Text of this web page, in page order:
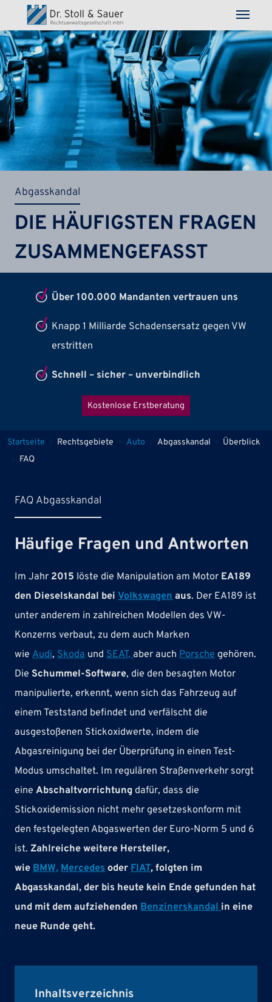
Direkt zum Inhalt
Abgasskandal
DIE HÄUFIGSTEN FRAGEN
ZUSAMMENGEFASST
Über 100.000 Mandanten vertrauen uns
Knapp 1 Milliarde Schadensersatz gegen VW
erstritten
Schnell – sicher – unverbindlich
Kostenlose Erstberatung
Pfadnavigation
Startseite Rechtsgebiete Auto Abgasskandal
Überblick
FAQ
FAQ Abgasskandal
Häufige Fragen und Antworten
Im Jahr 2015 löste die Manipulation am Motor EA189
den Dieselskandal bei Volkswagen aus. Der EA189 ist
unter anderem in zahlreichen Modellen des VW-
Konzerns verbaut, zu dem auch Marken
wie Audi, Skoda und SEAT, aber auch Porsche gehören.
DieSchummel-Software, die den besagten Motor
manipulierte, erkennt, wenn sich das Fahrzeug auf
einem Teststand befindet und verfälscht die
ausgestoßenen Stickoxidwerte, indem die
Abgasreinigung bei der Überprüfung in einen Test-
Modus umschaltet. Im regulären Straßenverkehr sorgt
eineAbschaltvorrichtung dafür, dass die
Stickoxidemission nicht mehr gesetzeskonform mit
den festgelegten Abgaswerten der Euro-Norm 5 und 6
ist.Zahlreiche weitere Hersteller,
wie BMW, Mercedes oder FIAT, folgten im
Abgasskandal, der bis heute kein Ende gefunden hat
und mit dem aufziehenden Benzinerskandal in eine
neue Runde geht.
Inhaltsverzeichnis